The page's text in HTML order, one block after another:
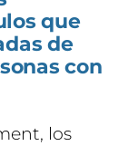
que
de
con
los